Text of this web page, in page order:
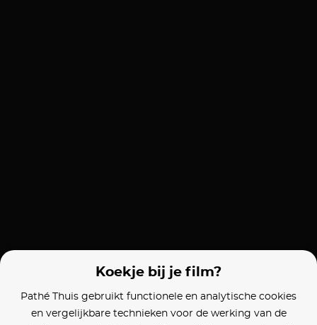
Koekje bij je film?
Pathé Thuis gebruikt functionele en analytische cookies
en vergelijkbare technieken voor de werking van de